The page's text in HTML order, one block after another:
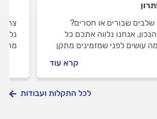
שבורים או חסרים?
אנחנו נלווה אתכם כל
עושים לפני שמזמינים מתקן
או חסרים? כל התשובות
קרא עוד
לכל התקלות ועבודות